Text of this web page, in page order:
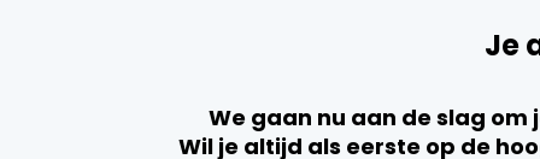
Privacy / Cookie statement
Je
We gaan nu aan de slag
Wil je altijd als eerste op de